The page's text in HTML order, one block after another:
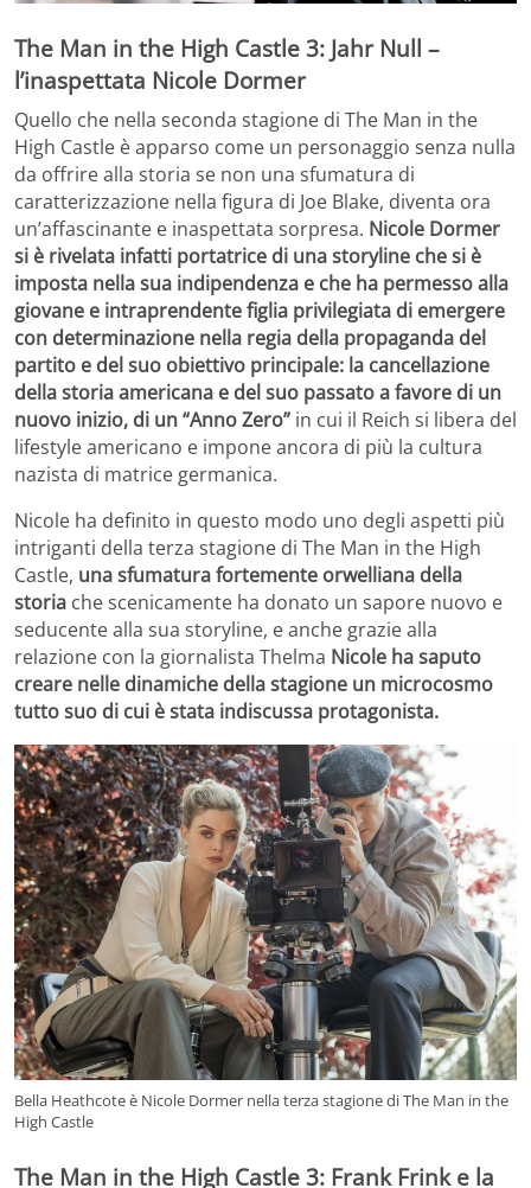
The Man in the High Castle 3: Jahr Null –
l’inaspettata Nicole Dormer
Quello che nella seconda stagione di The Man in the
High Castle è apparso come un personaggio senza nulla
da offrire alla storia se non una sfumatura di
caratterizzazione nella figura di Joe Blake, diventa ora
un’affascinante e inaspettata sorpresa. Nicole Dormer
si è rivelata infatti portatrice di una storyline che si è
imposta nella sua indipendenza e che ha permesso alla
giovane e intraprendente figlia privilegiata di emergere
con determinazione nella regia della propaganda del
partito e del suo obiettivo principale: la cancellazione
della storia americana e del suo passato a favore di un
nuovo inizio, di un “Anno Zero” in cui il Reich si libera del
lifestyle americano e impone ancora di più la cultura
nazista di matrice germanica.
Nicole ha definito in questo modo uno degli aspetti più
intriganti della terza stagione di The Man in the High
Castle, una sfumatura fortemente orwelliana della
storia che scenicamente ha donato un sapore nuovo e
seducente alla sua storyline, e anche grazie alla
relazione con la giornalista Thelma Nicole ha saputo
creare nelle dinamiche della stagione un microcosmo
tutto suo di cui è stata indiscussa protagonista.
Bella Heathcote è Nicole Dormer nella terza stagione di The Man in the
High Castle
The Man in the High Castle 3: Frank Frink e la
Change privacy settings